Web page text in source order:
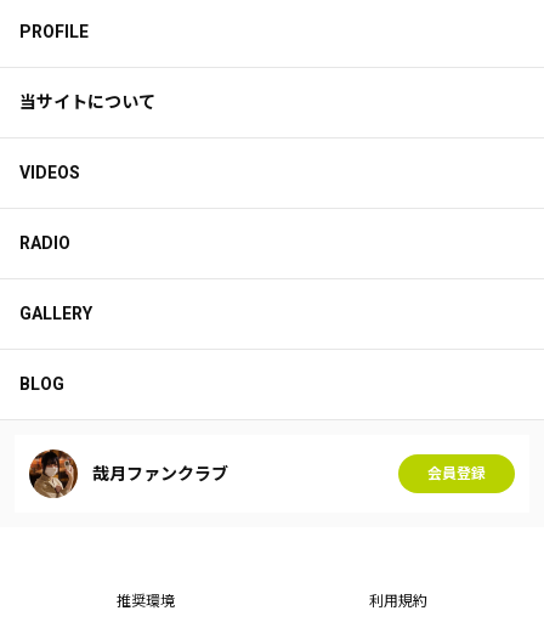
PROFILE
当サイトについて
VIDEOS
RADIO
GALLERY
BLOG
哉月ファンクラブ 会員登録
推奨環境 利用規約